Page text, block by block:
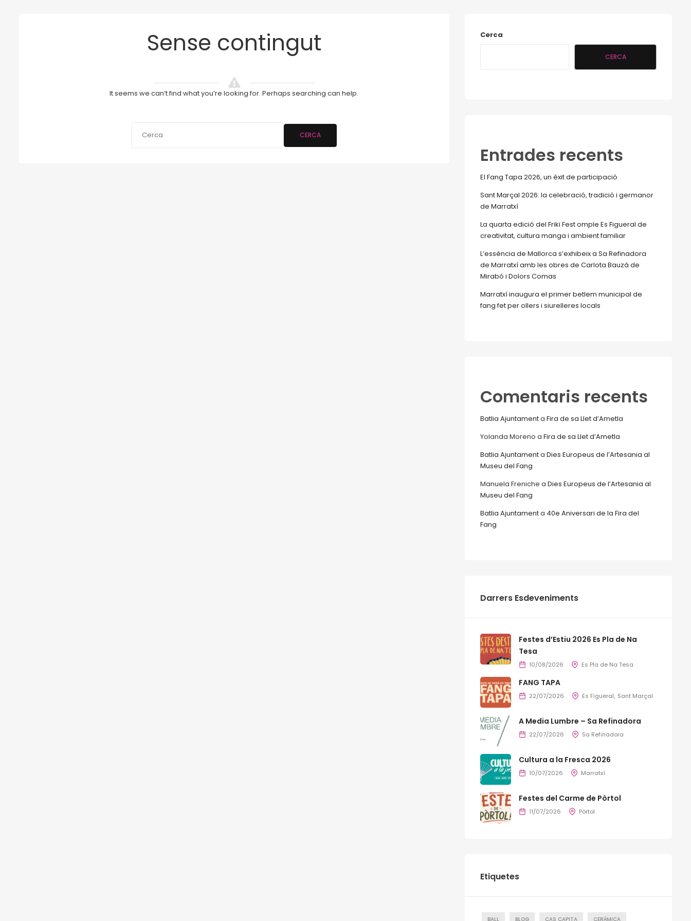
Sense contingut
It seems we can’t find what you’re looking for. Perhaps searching can help.
CERCA
Cerca
CERCA
Entrades recents
El Fang Tapa 2026, un èxit de participació
Sant Marçal 2026: la celebració, tradició i germanor
de Marratxí
La quarta edició del Friki Fest omple Es Figueral de
creativitat, cultura manga i ambient familiar
L’essència de Mallorca s’exhibeix a Sa Refinadora
de Marratxí amb les obres de Carlota Bauzá de
Mirabó i Dolors Comas
Marratxí inaugura el primer betlem municipal de
fang fet per ollers i siurelleres locals
Comentaris recents
Batlia Ajuntamenta Fira de sa Llet d’Ametla
Yolanda Moreno a Fira de sa Llet d’Ametla
Batlia Ajuntamenta Dies Europeus de l’Artesania al
Museu del Fang
Manuela Freniche a Dies Europeus de l’Artesania al
Museu del Fang
Batlia Ajuntamenta 40e Aniversari de la Fira del
Fang
Darrers Esdeveniments
Festes d’Estiu 2026 Es Pla de Na
Tesa
10/08/2026 Es Pla de Na Tesa
FANG TAPA
22/07/2026 Es Figueral Sant Marçal
A Media Lumbre – Sa Refinadora
22/07/2026 Sa Refinadora
Cultura a la Fresca 2026
10/07/2026 Marratxí
Festes del Carme de Pòrtol
11/07/2026 Pòrtol
Etiquetes
BALL BLOG CAS CAPITA CERÁMICA